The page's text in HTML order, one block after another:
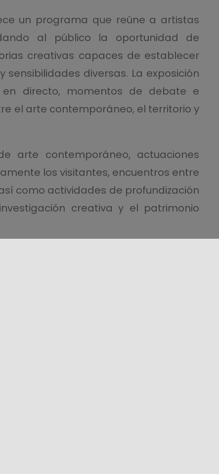
un programa que reúne a artistas
al público la oportunidad de
creativas capaces de establecer
diversas. La exposición
directo, momentos de debate e
el arte contemporáneo, el territorio y
arte contemporáneo, actuaciones
los visitantes, encuentros entre
como actividades de profundización
creativa y el patrimonio